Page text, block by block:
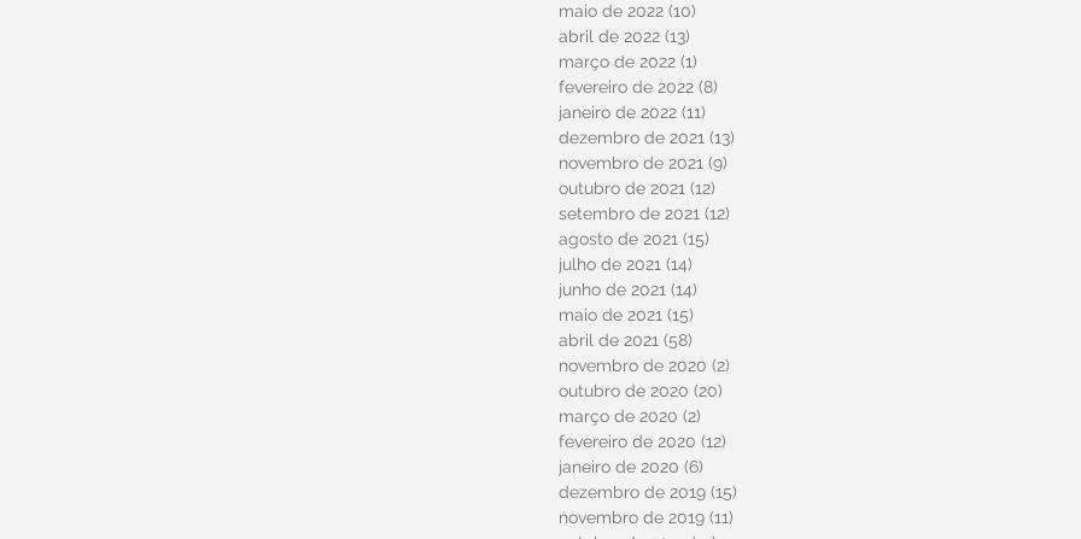
maio de 2022 (10)
abril de 2022 (13)
março de 2022 (1)
fevereiro de 2022 (8)
janeiro de 2022 (11)
dezembro de 2021 (13)
novembro de 2021 (9)
outubro de 2021 (12)
setembro de 2021 (12)
agosto de 2021 (15)
julho de 2021 (14)
junho de 2021 (14)
maio de 2021 (15)
abril de 2021 (58)
novembro de 2020 (2)
outubro de 2020 (20)
março de 2020 (2)
fevereiro de 2020 (12)
janeiro de 2020 (6)
dezembro de 2019 (15)
novembro de 2019 (11)